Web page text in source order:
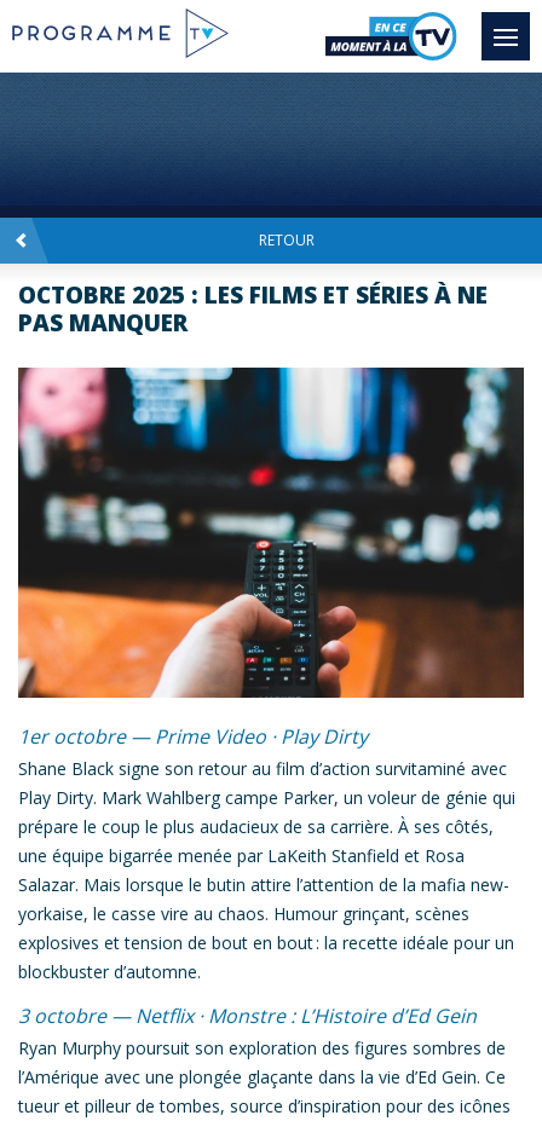
RETOUR
OCTOBRE 2025 : LES FILMS ET SÉRIES À NE
PAS MANQUER
1er octobre — Prime Video ·Play Dirty
Shane Black signe son retour au film d’action survitaminé avec
Play Dirty. Mark Wahlberg campe Parker, un voleur de génie qui
prépare le coup le plus audacieux de sa carrière. À ses côtés,
une équipe bigarrée menée par LaKeith Stanfield et Rosa
Salazar. Mais lorsque le butin attire l’attention de la mafia new-
yorkaise, le casse vire au chaos. Humour grinçant, scènes
explosives et tension de bout en bout : la recette idéale pour un
blockbuster d’automne.
3 octobre — Netflix ·Monstre : L’Histoire d’Ed Gein
Ryan Murphy poursuit son exploration des figures sombres de
l’Amérique avec une plongée glaçante dans la vie d’Ed Gein. Ce
tueur et pilleur de tombes, source d’inspiration pour des icônes